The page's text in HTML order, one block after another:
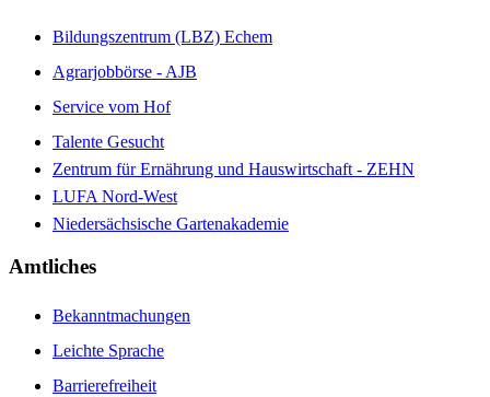
Bildungszentrum (LBZ) Echem
Agrarjobbörse - AJB
Service vom Hof
Talente Gesucht
Zentrum für Ernährung und Hauswirtschaft - ZEHN
LUFA Nord-West
Niedersächsische Gartenakademie
Amtliches
Bekanntmachungen
Leichte Sprache
Barrierefreiheit